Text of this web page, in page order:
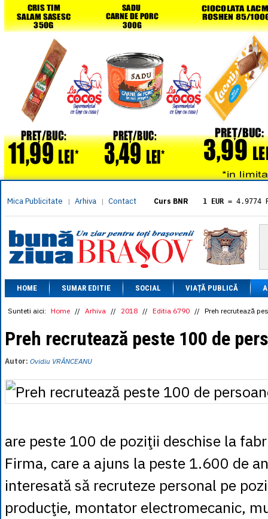
Mica Publicitate | Arhiva | Contact Curs BNR 1 EUR = 4.9774
= 5.8304
1 XAU= 464.4611
1 AED= 1.1933
1 AUD= 2.7957
1 BGN= 2.5449
1 CAD= 3.1559
1 CHF= 5.2813
1 CNY= 0.6015
1 DKK
1 EGP= 0.0860
1 MDL= 0.2538
1 MXN= 0.2227
1 PLN
= 1.1646
1 RUB= 0.0530
1 SEK= 0.4526
1 TRY= 0.1141
1 UAH= 0.1048
1 XDR = 5.9383
1 ZAR= 0.2318
HOME SUMAR EDITIE SOCIAL VIAȚĂ PUBLICĂ
Sunteti aici: Home // Arhiva // 2018 // Editia 6790 // Preh recrutează
Preh recrutează peste 100 de
Autor: Ovidiu VRÂNCEANU
are peste 100 de poziţii deschise la
Firma, care a ajuns la peste 1.600 de
interesată să recruteze personal pe
producţie, montator electromecanic,